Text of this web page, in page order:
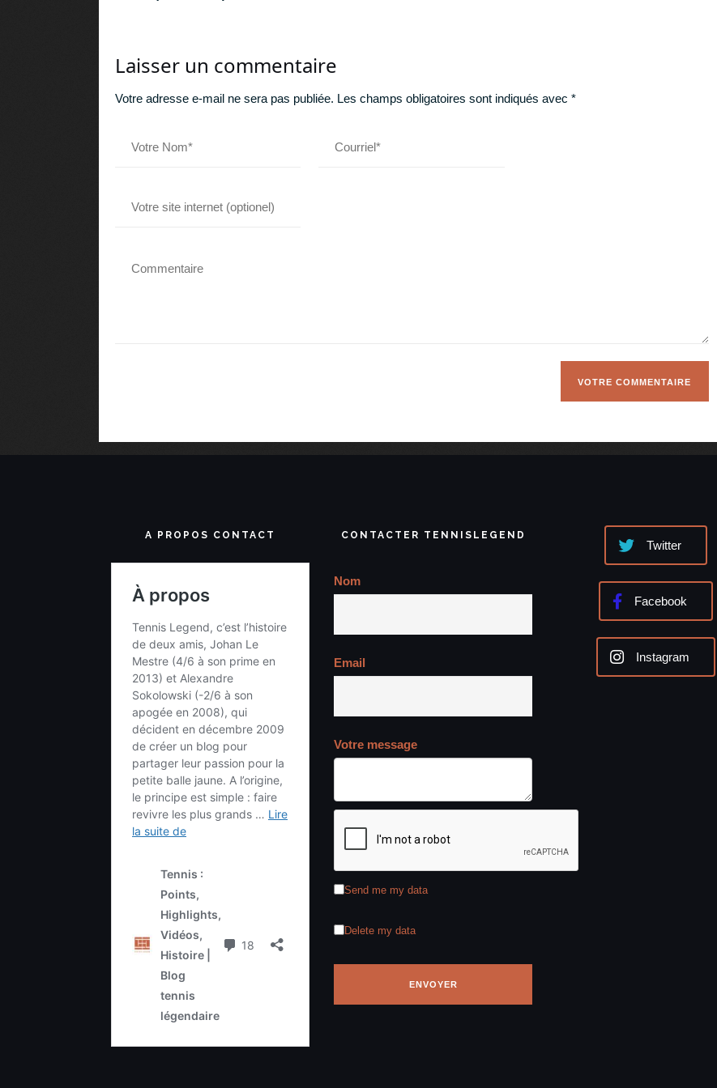
Laisser un commentaire
Votre adresse e-mail ne sera pas publiée. Les champs obligatoires sont indiqués avec *
A PROPOS CONTACT CONTACTER TENNISLEGEND
Nom
Email
Votre message
Send me my data
Delete my data
Twitter
Facebook
Instagram